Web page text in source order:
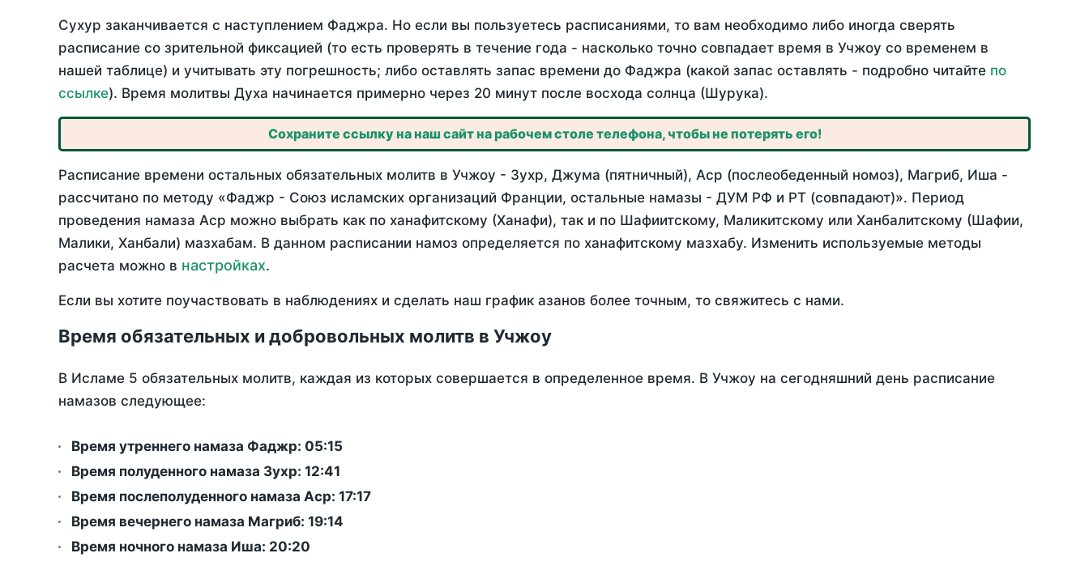
Сухур заканчивается с наступлением Фаджра. Но если вы пользуетесь расписаниями, то вам необходимо либо иногда сверять
расписание со зрительной фиксацией (то есть проверять в течение года - насколько точно совпадает время в Учжоу со временем в
нашей таблице) и учитывать эту погрешность; либо оставлять запас времени до Фаджра (какой запас оставлять - подробно читайте по
ссылке). Время молитвы Духа начинается примерно через 20 минут после восхода солнца (Шурука).
Сохраните ссылку на наш сайт на рабочем столе телефона, чтобы не потерять его!
Расписание времени остальных обязательных молитв в Учжоу - Зухр, Джума (пятничный), Аср (послеобеденный номоз), Магриб, Иша -
рассчитано по методу «Фаджр - Союз исламских организаций Франции, остальные намазы - ДУМ РФ и РТ (совпадают)». Период
проведения намаза Аср можно выбрать как по ханафитскому (Ханафи), так и по Шафиитскому, Маликитскому или Ханбалитскому (Шафии,
Малики, Ханбали) мазхабам. В данном расписании намоз определяется по ханафитскому мазхабу. Изменить используемые методы
расчета можно в настройках.
Если вы хотите поучаствовать в наблюдениях и сделать наш график азанов более точным, то свяжитесь с нами.
Время обязательных и добровольных молитв в Учжоу
В Исламе 5 обязательных молитв, каждая из которых совершается в определенное время. В Учжоу на сегодняшний день расписание
намазов следующее:
Время утреннего намаза Фаджр: 05:15
Время полуденного намаза Зухр: 12:41
Время послеполуденного намаза Аср: 17:17
Время вечернего намаза Магриб: 19:14
Время ночного намаза Иша: 20:20